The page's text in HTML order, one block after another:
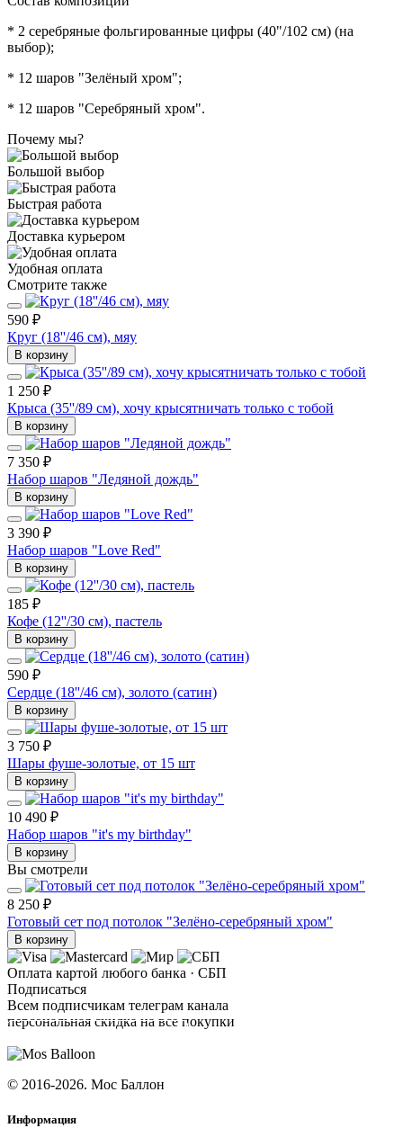
* 2 серебряные фольгированные цифры (40"/102 см) (на
выбор);
* 12 шаров "Зелёный хром";
* 12 шаров "Серебряный хром".
Почему мы?
Большой выбор
Быстрая работа
Доставка курьером
Удобная оплата
Смотрите также
590 ₽
Круг (18''/46 см), мяу
В корзину
1 250 ₽
Крыса (35''/89 см), хочу крысятничать только с тобой
В корзину
7 350 ₽
Набор шаров "Ледяной дождь"
В корзину
3 390 ₽
Набор шаров "Love Red"
В корзину
185 ₽
Кофе (12''/30 см), пастель
В корзину
590 ₽
Сердце (18''/46 см), золото (сатин)
В корзину
3 750 ₽
Шары фуше-золотые, от 15 шт
В корзину
10 490 ₽
Набор шаров "it's my birthday"
В корзину
Вы смотрели
8 250 ₽
Готовый сет под потолок "Зелёно-серебряный хром"
В корзину
Оплата картой любого банка · СБП
Подписаться
Всем подписчикам телеграм канала
персональная скидка на все покупки
© 2016-2026. Мос Баллон
Информация